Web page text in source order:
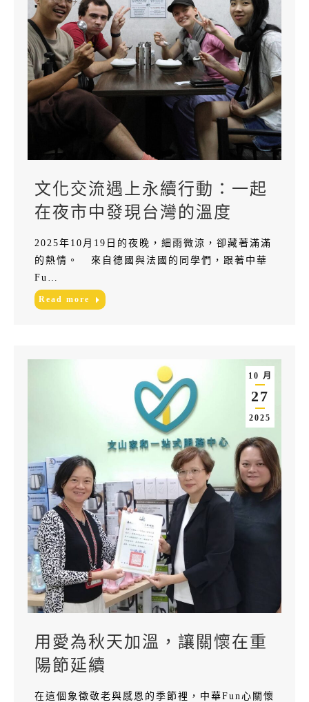
文化交流遇上永續行動：一起
在夜市中發現台灣的溫度
2025年10月19日的夜晚，細雨微涼，卻藏著滿滿
的熱情。 來自德國與法國的同學們，跟著中華
Fu…
Read more
10 月
27
2025
用愛為秋天加溫，讓關懷在重
陽節延續
在這個象徵敬老與感恩的季節裡，中華Fun心關懷